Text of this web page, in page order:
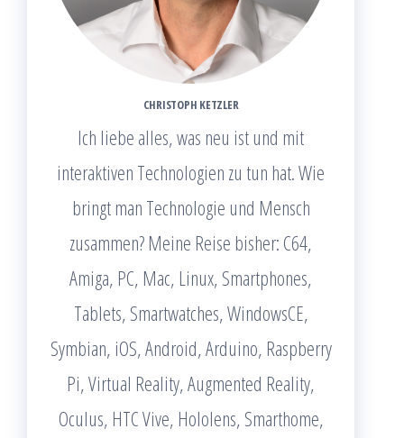
CHRISTOPH KETZLER
Ich liebe alles, was neu ist und mit
interaktiven Technologien zu tun hat. Wie
bringt man Technologie und Mensch
zusammen? Meine Reise bisher: C64,
Amiga, PC, Mac, Linux, Smartphones,
Tablets, Smartwatches, WindowsCE,
Symbian, iOS, Android, Arduino, Raspberry
Pi, Virtual Reality, Augmented Reality,
Oculus, HTC Vive, Hololens, Smarthome,